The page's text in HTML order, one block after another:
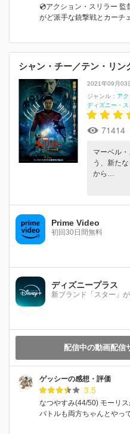
💿アクション・スリラー
がど派手な銃撃戦とカーチ
シャン・チー／テン・リン
2021年09月03
ジャンル： アク
ディズニー・
71414
マーベル
う、新た
から…
Prime Video
初回30日間無料
ディズニープラス
新ブランド「スター」
配信中の動画配信
ゲッシーの感想・評価
3.5
なつやすみ(44/50) モーリ
バトルも両方ちゃんとやっ